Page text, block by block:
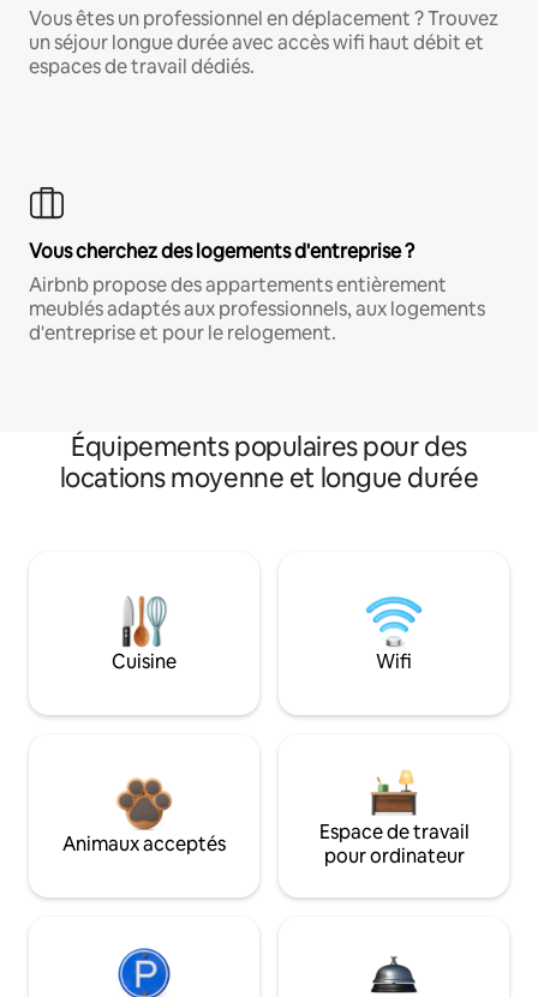
Vous êtes un professionnel en déplacement ? Trouvez
un séjour longue durée avec accès wifi haut débit et
espaces de travail dédiés.
Vous cherchez des logements d'entreprise ?
Airbnb propose des appartements entièrement
meublés adaptés aux professionnels, aux logements
d'entreprise et pour le relogement.
Équipements populaires pour des
locations moyenne et longue durée
Cuisine Wifi
Animaux acceptés
Espace de travail
pour ordinateur